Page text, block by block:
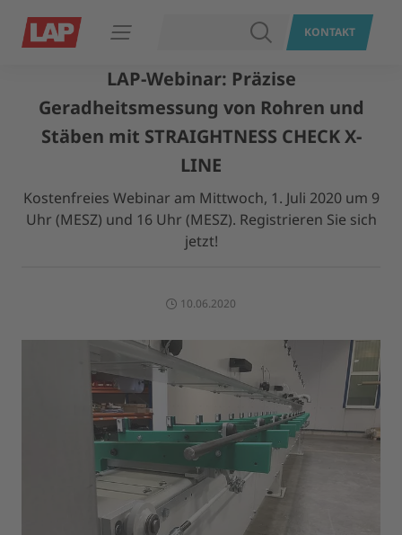
Navigation öffnen SUCHENKONTAKT
LAP-Webinar: Präzise
Geradheitsmessung von Rohren und
Stäben mit STRAIGHTNESS CHECK X-
LINE
Kostenfreies Webinar am Mittwoch, 1. Juli 2020 um 9
Uhr (MESZ) und 16 Uhr (MESZ). Registrieren Sie sich
jetzt!
10.06.2020